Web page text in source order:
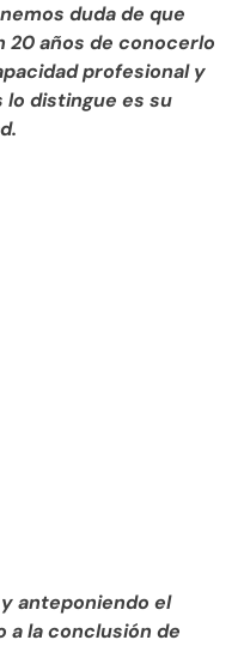
duda de que
20 años de conocerlo
profesional y
lo distingue es su
anteponiendo el
a la conclusión de